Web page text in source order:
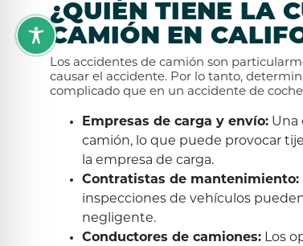
¿QUIÉN TIENE LA
CAMIÓN EN
Los accidentes de camión son
causar el accidente. Por lo tanto,
complicado que en un accidente de
Empresas de carga y envío: Una
camión, lo que puede provocar
la empresa de carga.
Contratistas de mantenimiento:
inspecciones de vehículos
negligente.
Conductores de camiones: Los